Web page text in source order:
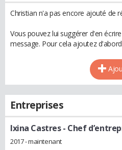
Christian n'a pas encore ajouté de
Vous pouvez lui suggérer d'en
message. Pour cela ajoutez
Entreprises
Ixina Castres- Chef
2017 - maintenant